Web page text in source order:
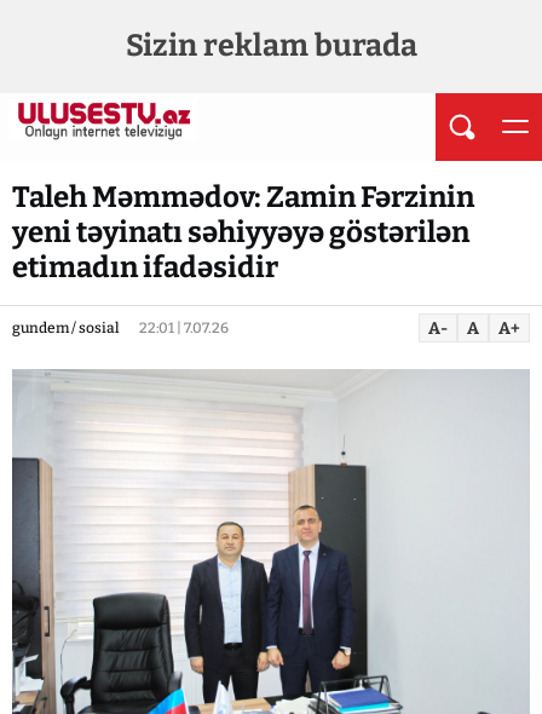
Sizin reklam burada
Taleh Məmmədov: Zamin Fərzinin
yeni təyinatı səhiyyəyə göstərilən
etimadın ifadəsidir
gundem / sosial 22:01 | 7.07.26 A- A A+